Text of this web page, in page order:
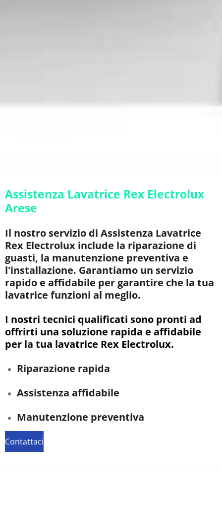
Assistenza Lavatrice Rex Electrolux
Arese
Il nostro servizio di Assistenza Lavatrice
Rex Electrolux include la riparazione di
guasti, la manutenzione preventiva e
l'installazione. Garantiamo un servizio
rapido e affidabile per garantire che la tua
lavatrice funzioni al meglio.
I nostri tecnici qualificati sono pronti ad
offrirti una soluzione rapida e affidabile
per la tua lavatrice Rex Electrolux.
Riparazione rapida
Assistenza affidabile
Manutenzione preventiva
Contattaci